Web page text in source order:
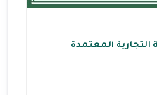
التجارية المعتمدة